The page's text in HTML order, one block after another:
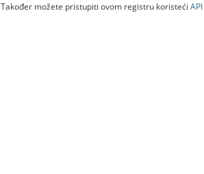
Također možete pristupiti ovom registru koristeći API